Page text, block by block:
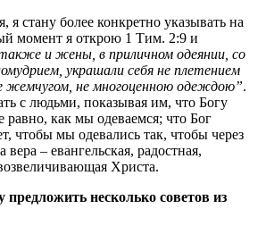
я стану более конкретно указывать на
момент я открою 1 Тим. 2:9 и
и жены, в приличном одеянии, со
украшали себя не плетением
жемчугом, не многоценною одеждою”.
с людьми, показывая им, что Богу
равно, как мы одеваемся; что Бог
чтобы мы одевались так, чтобы через
вера – евангельская, радостная,
Христа.
предложить несколько советов из